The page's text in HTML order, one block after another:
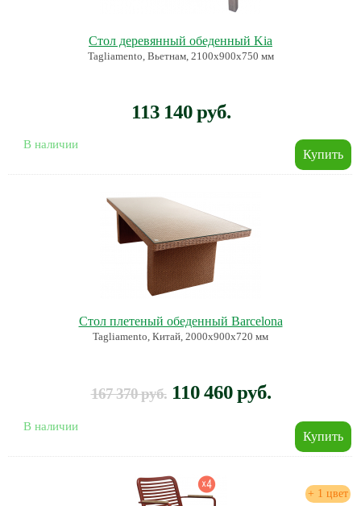
Стол деревянный обеденный Kia
Tagliamento, Вьетнам, 2100х900х750 мм
113 140 руб.
В наличии
Стол плетеный обеденный Barcelona
Tagliamento, Китай, 2000х900х720 мм
167 370 руб. 110 460 руб.
В наличии
+ 1 цвет